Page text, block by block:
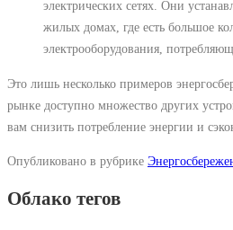
электрических сетях. Они
жилых домах, где есть большое
электрооборудования,
Это лишь несколько примеров
рынке доступно множество других
вам снизить потребление энергии и
Опубликовано в рубрике
Облако тегов